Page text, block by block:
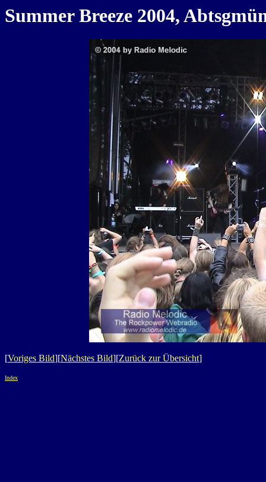
Summer Breeze 2004,
[Voriges Bild][Nächstes Bild][Zurück zur Übersicht]
Index